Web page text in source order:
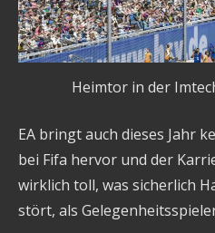
Heimtor in der
EA bringt auch dieses Jahr
bei Fifa hervor und der
wirklich toll, was sicherlich
stört, als